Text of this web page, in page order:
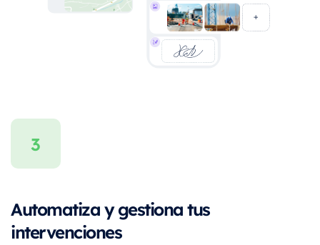
Automatiza y gestiona tus
intervenciones